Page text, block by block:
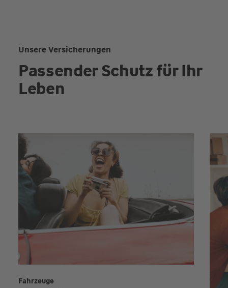
Unsere Versicherungen
Passender Schutz für Ihr
Leben
Fahrzeuge